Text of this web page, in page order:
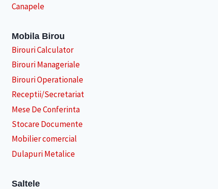
Canapele
Mobila Birou
Birouri Calculator
Birouri Manageriale
Birouri Operationale
Receptii/Secretariat
Mese De Conferinta
Stocare Documente
Mobilier comercial
Dulapuri Metalice
Saltele